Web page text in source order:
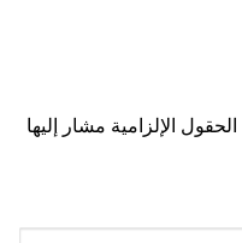
الحقول الإلزامية مشار إليها